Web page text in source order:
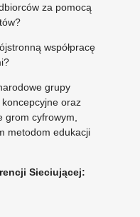
za pomocą
współpracę
grupy
oraz
grom cyfrowym,
metodom edukacji
Sieciującej: